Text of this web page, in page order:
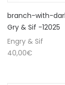
branch-with-
Gry & Sif -12025
Engry & Sif
40,00€